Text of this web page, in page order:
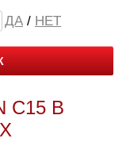
/ НЕТ
C15 В